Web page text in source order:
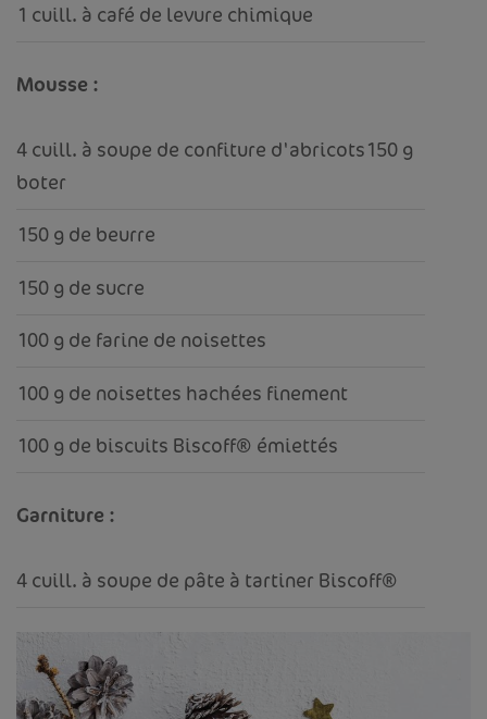
1 cuill. à café de levure chimique
Mousse :
4 cuill. à soupe de confiture d'abricots150 g
boter
150 g de beurre
150 g de sucre
100 g de farine de noisettes
100 g de noisettes hachées finement
100 g de biscuits Biscoff® émiettés
Garniture :
4 cuill. à soupe de pâte à tartiner Biscoff®